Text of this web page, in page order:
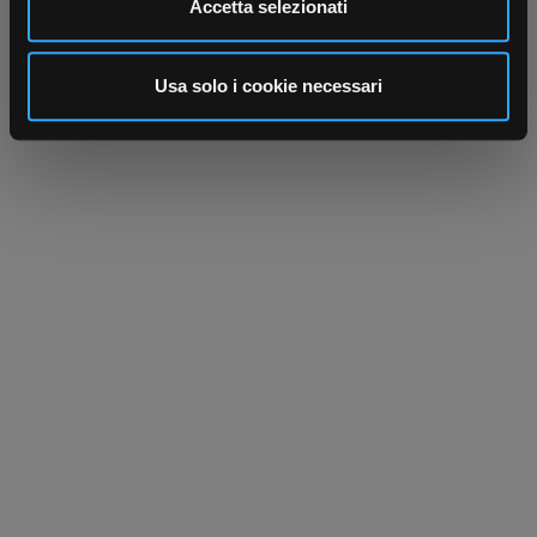
analizzare il nostro traffico. Condividiamo inoltre
informazioni sul modo in cui utilizza il nostro sito con i
nostri partner che si occupano di analisi dei dati web,
pubblicità e social media, i quali potrebbero combinarle
Accetta selezionati
Usa solo i cookie necessari